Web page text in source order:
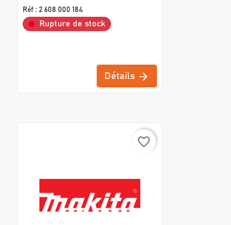
Réf : 2 608 000 184
Rupture de stock
Détails
favorite_border